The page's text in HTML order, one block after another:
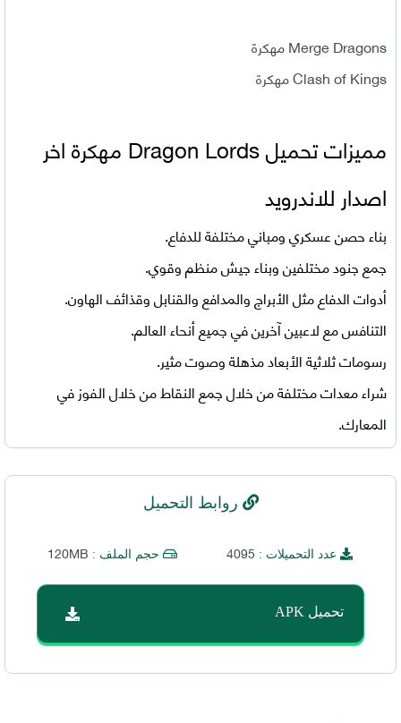
Merge Dragons مهكرة
Clash of Kings مهكرة
مميزات تحميل
Dragon Lords مهكرة اخر
اصدار للاندرويد
بناء حصن عسكري ومباني مختلفة للدفاع.
جمع جنود مختلفين وبناء جيش منظم وقوي.
أدوات الدفاع مثل الأبراج والمدافع والقنابل وقذائف الهاون.
التنافس مع لاعبين آخرين في جميع أنحاء العالم.
رسومات ثلاثية الأبعاد مذهلة وصوت مثير.
شراء معدات مختلفة من خلال جمع النقاط من خلال الفوز في
المعارك.
روابط التحميل
عدد التحميلات : 4095 حجم الملف : 120MB
تحميل APK